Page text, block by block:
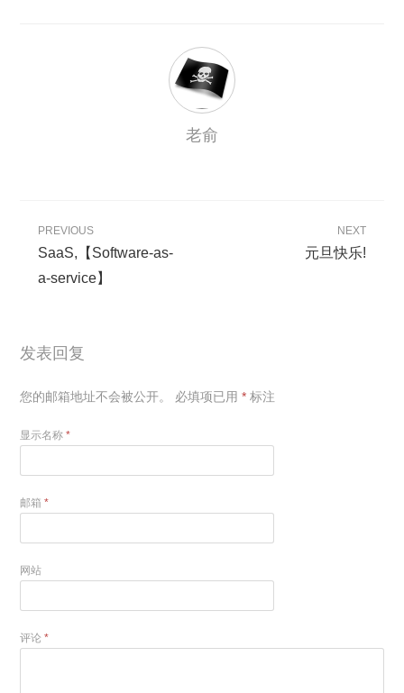
老俞
PREVIOUS
SaaS,【Software-as-
a-service】
NEXT
元旦快乐!
发表回复
您的邮箱地址不会被公开。 必填项已用* 标注
显示名称*
邮箱*
网站
评论*